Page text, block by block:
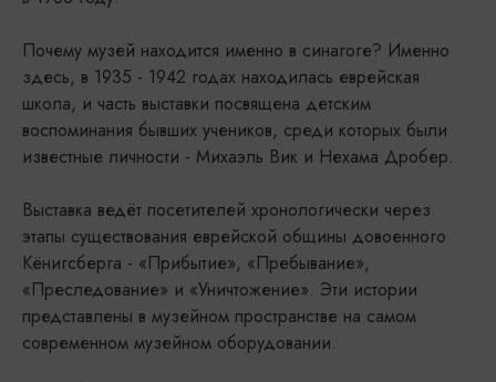
Почему музей находится именно в синагоге? Именно
здесь, в 1935 - 1942 годах находилась еврейская
школа, и часть выставки посвящена детским
воспоминания бывших учеников, среди которых были
известные личности - Михаэль Вик и Нехама Дробер.
Выставка ведёт посетителей хронологически через
этапы существования еврейской общины довоенного
Кёнигсберга - «Прибытие», «Пребывание»,
«Преследование» и «Уничтожение». Эти истории
представлены в музейном пространстве на самом
современном музейном оборудовании.